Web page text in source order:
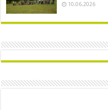
10.06.2026